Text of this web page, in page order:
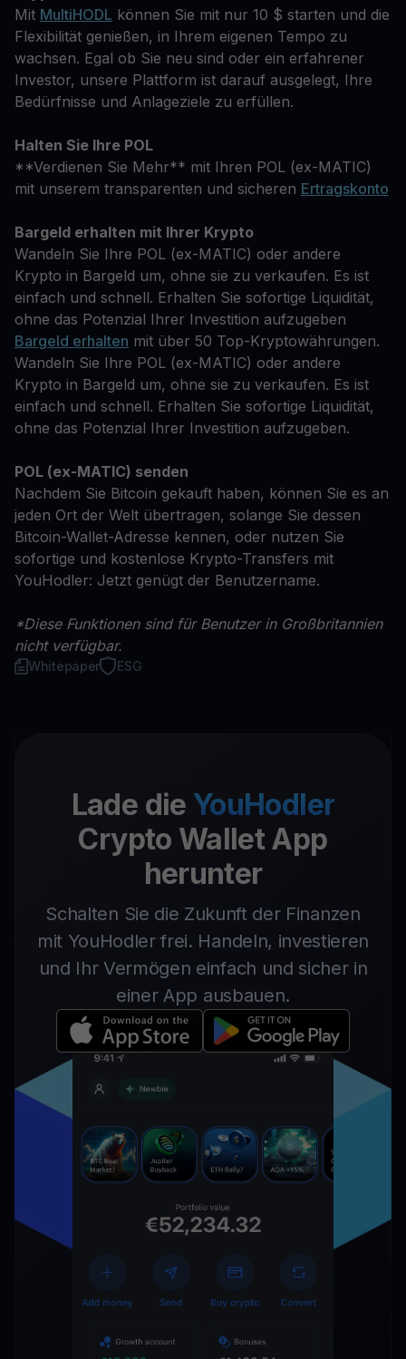
Mit MultiHODL können Sie mit nur 10 $ starten und die
Flexibilität genießen, in Ihrem eigenen Tempo zu
wachsen. Egal ob Sie neu sind oder ein erfahrener
Investor, unsere Plattform ist darauf ausgelegt, Ihre
Bedürfnisse und Anlageziele zu erfüllen.
Halten Sie Ihre POL
**Verdienen Sie Mehr** mit Ihren POL (ex-MATIC)
mit unserem transparenten und sicheren Ertragskonto
Bargeld erhalten mit Ihrer Krypto
Wandeln Sie Ihre POL (ex-MATIC) oder andere
Krypto in Bargeld um, ohne sie zu verkaufen. Es ist
einfach und schnell. Erhalten Sie sofortige Liquidität,
ohne das Potenzial Ihrer Investition aufzugeben
Bargeld erhalten mit über 50 Top-Kryptowährungen.
Wandeln Sie Ihre POL (ex-MATIC) oder andere
Krypto in Bargeld um, ohne sie zu verkaufen. Es ist
einfach und schnell. Erhalten Sie sofortige Liquidität,
ohne das Potenzial Ihrer Investition aufzugeben.
POL (ex-MATIC) senden
Nachdem Sie Bitcoin gekauft haben, können Sie es an
jeden Ort der Welt übertragen, solange Sie dessen
Bitcoin-Wallet-Adresse kennen, oder nutzen Sie
sofortige und kostenlose Krypto-Transfers mit
YouHodler: Jetzt genügt der Benutzername.
*Diese Funktionen sind für Benutzer in Großbritannien
nicht verfügbar.
Whitepaper ESG
Lade die YouHodler
Crypto Wallet App
herunter
Schalten Sie die Zukunft der Finanzen
mit YouHodler frei. Handeln, investieren
und Ihr Vermögen einfach und sicher in
einer App ausbauen.